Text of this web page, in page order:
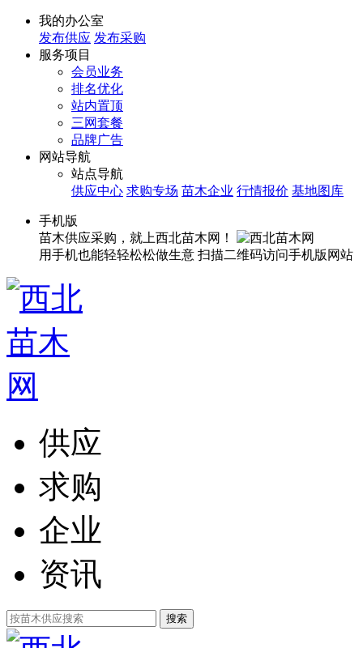
我的办公室
发布供应 发布采购
服务项目
会员业务
排名优化
站内置顶
三网套餐
品牌广告
网站导航
站点导航
供应中心 求购专场 苗木企业 行情报价 基地图库
手机版
苗木供应采购，就上西北苗木网！
用手机也能轻轻松松做生意 扫描二维码访问手机版网站
供应
求购
企业
资讯